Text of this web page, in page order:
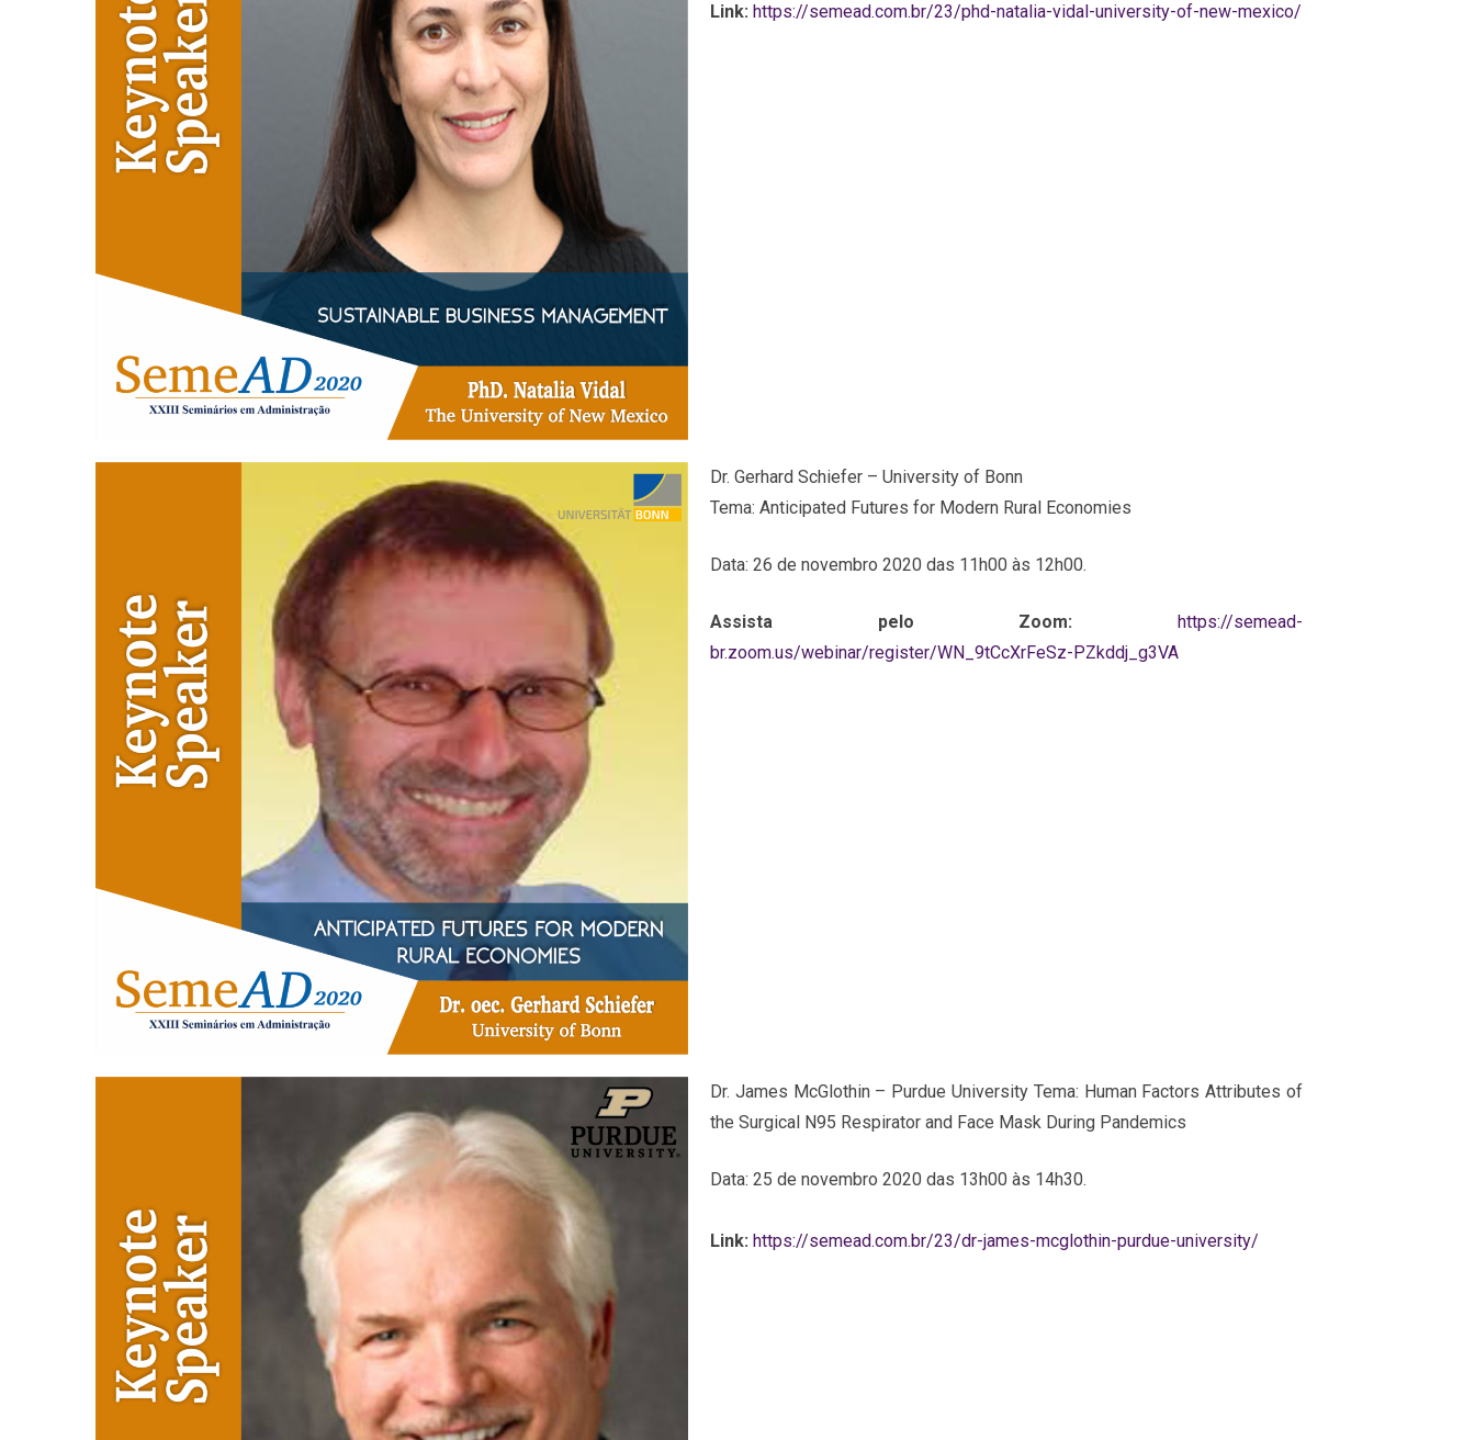
Link: https://semead.com.br/23/phd-natalia-vidal-university-of-new-mexico/
Dr. Gerhard Schiefer – University of Bonn
Tema: Anticipated Futures for Modern Rural Economies
Data: 26 de novembro 2020 das 11h00 às 12h00.
Assista pelo Zoom:
https://semead-
br.zoom.us/webinar/register/WN_9tCcXrFeSz-PZkddj_g3VA
Dr. James McGlothin – Purdue University Tema: Human Factors Attributes of
the Surgical N95 Respirator and Face Mask During Pandemics
Data: 25 de novembro 2020 das 13h00 às 14h30.
Link: https://semead.com.br/23/dr-james-mcglothin-purdue-university/